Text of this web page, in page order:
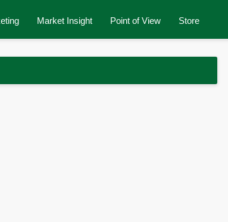
Market Insight Point of View Store